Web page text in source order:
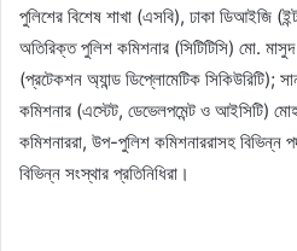
পুলিশের বিশেষ শাখা (এসবি), ঢাকা ডিআইজি
অতিরিক্ত পুলিশ কমিশনার (সিটিটিসি) মো.
(প্রটেকশন অ্যান্ড ডিপ্লোমেটিক সিকিউরিটি);
কমিশনার (এস্টেট, ডেভেলপমেন্ট ও আইসিটি)
কমিশনাররা, উপ-পুলিশ কমিশনাররাসহ বিভিন্ন
বিভিন্ন সংস্থার প্রতিনিধিরা।